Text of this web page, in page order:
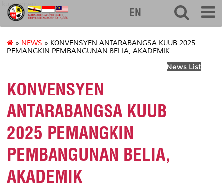
kuuborneo
EN
» NEWS » KONVENSYEN ANTARABANGSA KUUB 2025
PEMANGKIN PEMBANGUNAN BELIA, AKADEMIK
News List
KONVENSYEN
ANTARABANGSA KUUB
2025 PEMANGKIN
PEMBANGUNAN BELIA,
AKADEMIK